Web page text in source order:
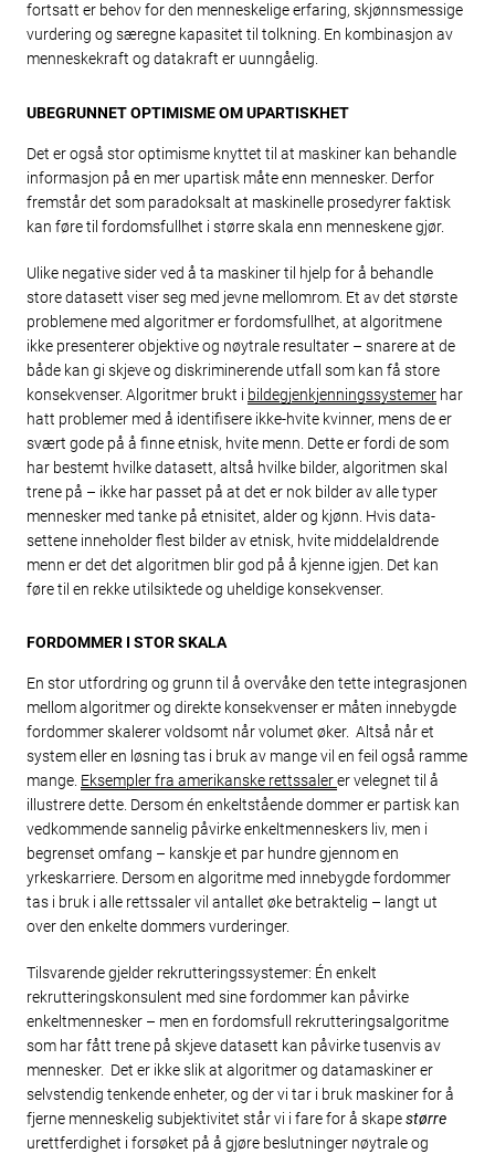
fortsatt er behov for den menneskelige erfaring, skjønnsmessige
vurdering og særegne kapasitet til tolkning. En kombinasjon av
menneskekraft og datakraft er uunngåelig.
UBEGRUNNET OPTIMISME OM UPARTISKHET
Det er også stor optimisme knyttet til at maskiner kan behandle
informasjon på en mer upartisk måte enn mennesker. Derfor
fremstår det som paradoksalt at maskinelle prosedyrer faktisk
kan føre til fordomsfullhet i større skala enn menneskene gjør.
Ulike negative sider ved å ta maskiner til hjelp for å behandle
store datasett viser seg med jevne mellomrom. Et av det største
problemene med algoritmer er fordomsfullhet, at algoritmene
ikke presenterer objektive og nøytrale resultater – snarere at de
både kan gi skjeve og diskriminerende utfall som kan få store
konsekvenser. Algoritmer brukt i bildegjenkjenningssystemer har
hatt problemer med å identifisere ikke-hvite kvinner, mens de er
svært gode på å finne etnisk, hvite menn. Dette er fordi de som
har bestemt hvilke datasett, altså hvilke bilder, algoritmen skal
trene på – ikke har passet på at det er nok bilder av alle typer
mennesker med tanke på etnisitet, alder og kjønn. Hvis data-
settene inneholder flest bilder av etnisk, hvite middelaldrende
menn er det det algoritmen blir god på å kjenne igjen. Det kan
føre til en rekke utilsiktede og uheldige konsekvenser.
FORDOMMER I STOR SKALA
En stor utfordring og grunn til å overvåke den tette integrasjonen
mellom algoritmer og direkte konsekvenser er måten innebygde
fordommer skalerer voldsomt når volumet øker. Altså når et
system eller en løsning tas i bruk av mange vil en feil også ramme
mange. Eksempler fra amerikanske rettssalerer velegnet til å
illustrere dette. Dersom én enkeltstående dommer er partisk kan
vedkommende sannelig påvirke enkeltmenneskers liv, men i
begrenset omfang – kanskje et par hundre gjennom en
yrkeskarriere. Dersom en algoritme med innebygde fordommer
tas i bruk i alle rettssaler vil antallet øke betraktelig – langt ut
over den enkelte dommers vurderinger.
Tilsvarende gjelder rekrutteringssystemer: Én enkelt
rekrutteringskonsulent med sine fordommer kan påvirke
enkeltmennesker – men en fordomsfull rekrutteringsalgoritme
som har fått trene på skjeve datasett kan påvirke tusenvis av
mennesker. Det er ikke slik at algoritmer og datamaskiner er
selvstendig tenkende enheter, og der vi tar i bruk maskiner for å
fjerne menneskelig subjektivitet står vi i fare for å skapestørre
urettferdighet i forsøket på å gjøre beslutninger nøytrale og